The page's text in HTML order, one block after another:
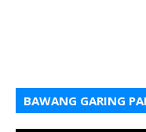
BAWANG GARING